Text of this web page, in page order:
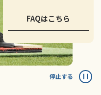
停止する
FAQはこちら